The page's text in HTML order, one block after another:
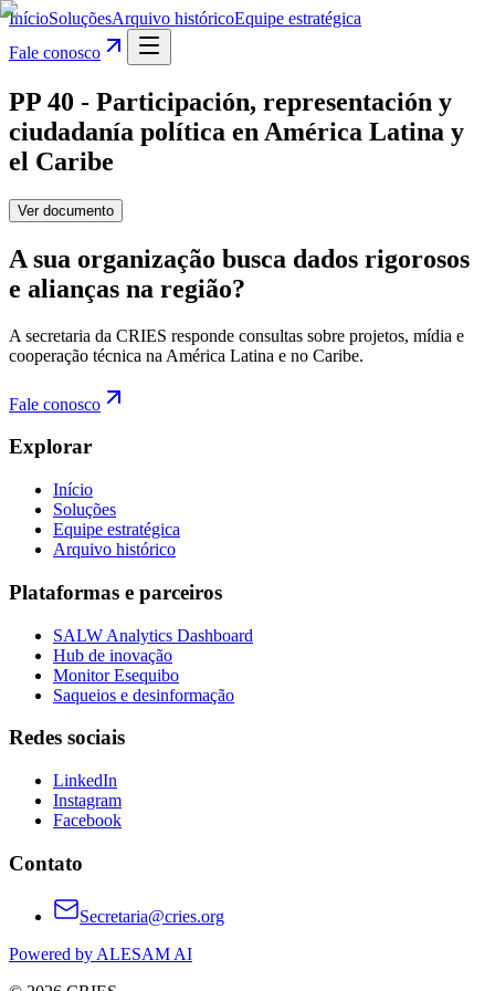
InícioSoluçõesArquivo históricoEquipe estratégica
Fale conosco
PP 40 - Participación, representación y
ciudadanía política en América Latina y
el Caribe
Ver documento
A sua organização busca dados rigorosos
e alianças na região?
A secretaria da CRIES responde consultas sobre projetos, mídia e
cooperação técnica na América Latina e no Caribe.
Fale conosco
Explorar
Início
Soluções
Equipe estratégica
Arquivo histórico
Plataformas e parceiros
SALW Analytics Dashboard
Hub de inovação
Monitor Esequibo
Saqueios e desinformação
Redes sociais
LinkedIn
Instagram
Facebook
Contato
Secretaria@cries.org
Powered by ALESAM AI